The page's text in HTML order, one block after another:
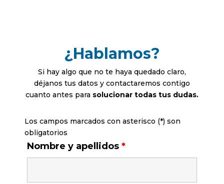
¿Hablamos?
Si hay algo que no te haya quedado claro,
déjanos tus datos y contactaremos contigo
cuanto antes para solucionar todas tus dudas.
Los campos marcados con asterisco (*) son
obligatorios
Nombre y apellidos*